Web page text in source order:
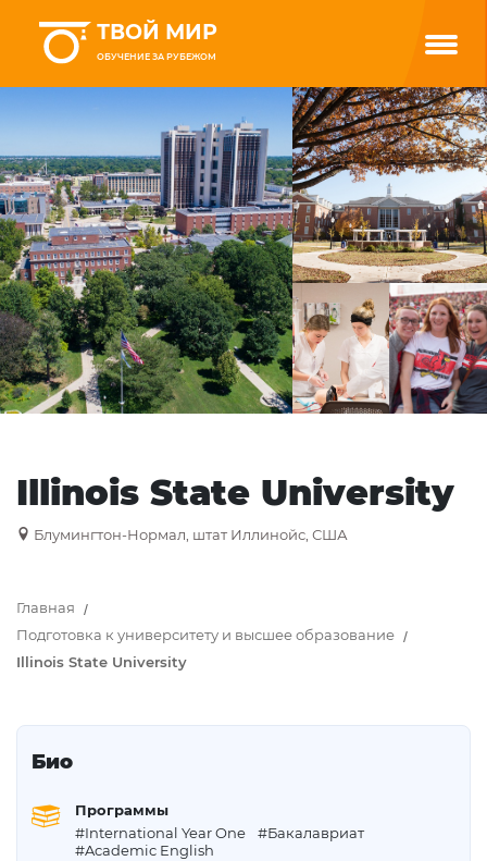
ТВОЙ МИР
ОБУЧЕНИЕ ЗА РУБЕЖОМ
Illinois State University
Блумингтон-Нормал, штат Иллинойс, США
Главная
Подготовка к университету и высшее образование
Illinois State University
Био
Программы
#International Year One
#Бакалавриат
#Academic English